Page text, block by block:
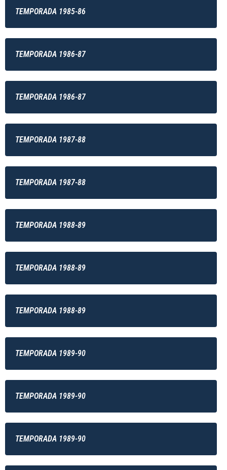
TEMPORADA 1985-86
TEMPORADA 1986-87
TEMPORADA 1986-87
TEMPORADA 1987-88
TEMPORADA 1987-88
TEMPORADA 1988-89
TEMPORADA 1988-89
TEMPORADA 1988-89
TEMPORADA 1989-90
TEMPORADA 1989-90
TEMPORADA 1989-90